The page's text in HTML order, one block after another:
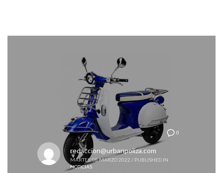
0
redaccion@urbanpoliza.com
MARTES, 08 MARZO 2022 / PUBLISHED IN
NOTICIAS